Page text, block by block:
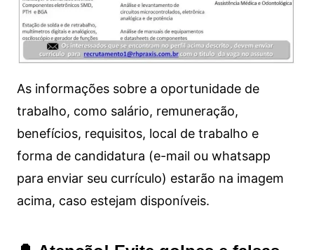
As informações sobre a oportunidade de
trabalho, como salário, remuneração,
benefícios, requisitos, local de trabalho e
forma de candidatura (e-mail ou whatsapp
para enviar seu currículo) estarão na imagem
acima, caso estejam disponíveis.